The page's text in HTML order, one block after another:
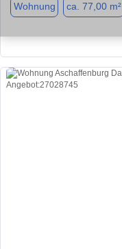
Wohnung ca. 77,00 m²